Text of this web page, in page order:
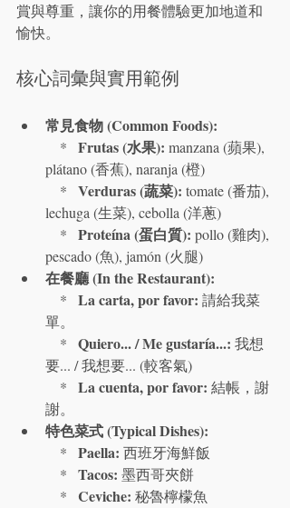
賞與尊重，讓你的用餐體驗更加地道和
愉快。
核心詞彙與實用範例
常見食物 (Common Foods):
    *
Frutas (水果): manzana (蘋果),
plátano (香蕉), naranja (橙)
    *
Verduras (蔬菜): tomate (番茄),
lechuga (生菜), cebolla (洋蔥)
    *
Proteína (蛋白質): pollo (雞肉),
pescado (魚), jamón (火腿)
在餐廳 (In the Restaurant):
    *
La carta, por favor: 請給我菜
單。
    *
Quiero... / Me gustaría...: 我想
要... / 我想要... (較客氣)
    *
La cuenta, por favor: 結帳，謝
謝。
特色菜式 (Typical Dishes):
    *
Paella: 西班牙海鮮飯
    *
Tacos: 墨西哥夾餅
    *
Ceviche: 秘魯檸檬魚